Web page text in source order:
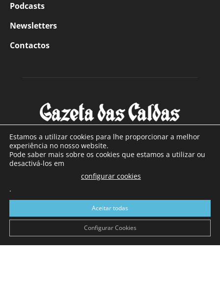
Podcasts
Newsletters
Contactos
SOBRE NÓS
Com sede nas Caldas da Rainha e mais de 90 anos de
a sul de distrito de Leiria, com mais de 40.000 leitores por
toda a região Oeste. Jornal com distribuição em Portugal
Continental e assinatura online.
Estamos a utilizar cookies para lhe proporcionar a melhor
experiência no nosso website.
Pode saber mais sobre os cookies que estamos a utilizar ou
desactivá-los em
configurar cookies
.
Aceitar todas
Configurar Cookies